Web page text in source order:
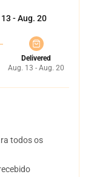
- Aug. 20
Delivered
Aug. 13 - Aug. 20
todos os